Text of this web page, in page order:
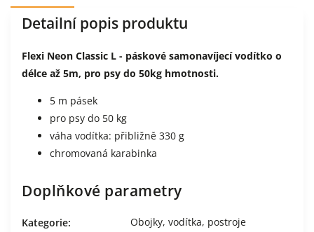
Detailní popis produktu
Flexi Neon Classic L - páskové samonavíjecí vodítko o
délce až 5m, pro psy do 50kg hmotnosti.
5 m pásek
pro psy do 50 kg
váha vodítka: přibližně 330 g
chromovaná karabinka
Doplňkové parametry
Kategorie:
Obojky, vodítka, postroje